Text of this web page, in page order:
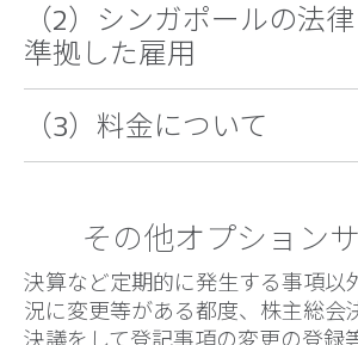
（2）シンガポールの法
準拠した雇用
（3）料金について
その他オプション
決算など定期的に発生する事項以
況に変更等がある都度、株主総会